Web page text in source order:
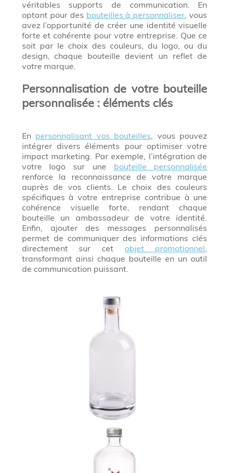
véritables supports de communication. En
optant pour des bouteilles à personnaliser, vous
avez l’opportunité de créer une identité visuelle
forte et cohérente pour votre entreprise. Que ce
soit par le choix des couleurs, du logo, ou du
design, chaque bouteille devient un reflet de
votre marque.
Personnalisation de votre bouteille
personnalisée : éléments clés
En personnalisant vos bouteilles, vous pouvez
intégrer divers éléments pour optimiser votre
impact marketing. Par exemple, l’intégration de
votre logo sur une bouteille personnalisée
renforce la reconnaissance de votre marque
auprès de vos clients. Le choix des couleurs
spécifiques à votre entreprise contribue à une
cohérence visuelle forte, rendant chaque
bouteille un ambassadeur de votre identité.
Enfin, ajouter des messages personnalisés
permet de communiquer des informations clés
directement sur cet objet promotionnel,
transformant ainsi chaque bouteille en un outil
de communication puissant.